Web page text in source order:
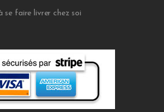
se faire livrer chez soi